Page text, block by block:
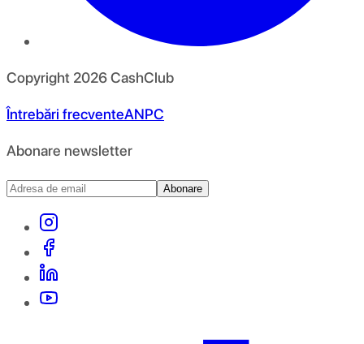
Copyright 2026CashClub
Întrebări frecventeANPC
Abonare newsletter
Abonare